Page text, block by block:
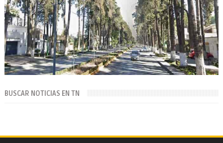
BUSCAR NOTICIAS EN TN